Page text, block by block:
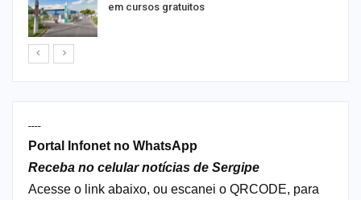
em cursos gratuitos
----
Portal Infonet no WhatsApp
Receba no celular notícias de Sergipe
Acesse o link abaixo, ou escanei o QRCODE, para